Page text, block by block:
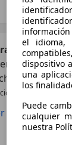
el idioma,
dispositivo
una
los
Puede
cualquier
nuestra
Crocicchia 06/
más